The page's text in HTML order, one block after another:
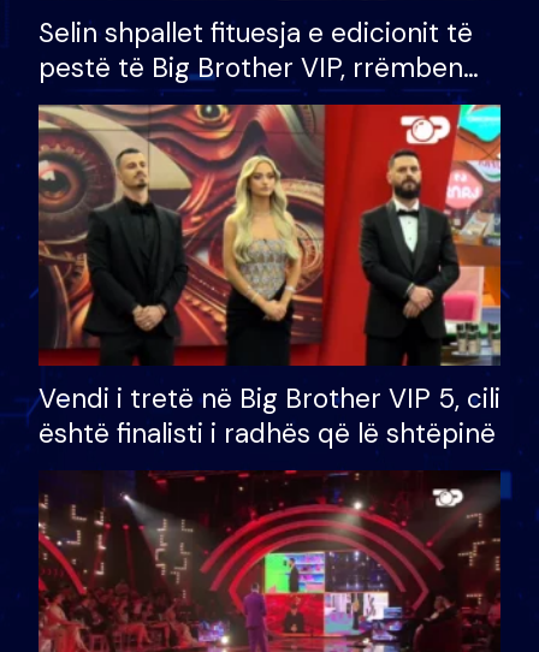
Selin shpallet fituesja e edicionit të
pestë të Big Brother VIP, rrëmben
çmimin e madh prej 100 mijë eurosh
Vendi i tretë në Big Brother VIP 5, cili
është finalisti i radhës që lë shtëpinë